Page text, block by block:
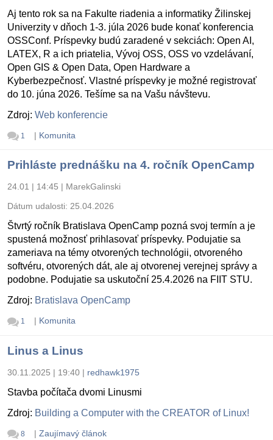
Aj tento rok sa na Fakulte riadenia a informatiky Žilinskej
Univerzity v dňoch 1-3. júla 2026 bude konať konferencia
OSSConf. Príspevky budú zaradené v sekciách: Open AI,
LATEX, R a ich priatelia, Vývoj OSS, OSS vo vzdelávaní,
Open GIS & Open Data, Open Hardware a
Kyberbezpečnosť. Vlastné príspevky je možné registrovať
do 10. júna 2026. Tešíme sa na Vašu návštevu.
Zdroj: Web konferencie
1 | Komunita
Prihláste prednášku na 4. ročník OpenCamp
24.01 | 14:45 | MarekGalinski
Dátum udalosti: 25.04.2026
Štvrtý ročník Bratislava OpenCamp pozná svoj termín a je
spustená možnosť prihlasovať príspevky. Podujatie sa
zameriava na témy otvorených technológii, otvoreného
softvéru, otvorených dát, ale aj otvorenej verejnej správy a
podobne. Podujatie sa uskutoční 25.4.2026 na FIIT STU.
Zdroj: Bratislava OpenCamp
1 | Komunita
Linus a Linus
30.11.2025 | 19:40 | redhawk1975
Stavba počítača dvomi Linusmi
Zdroj: Building a Computer with the CREATOR of Linux!
8 | Zaujímavý článok